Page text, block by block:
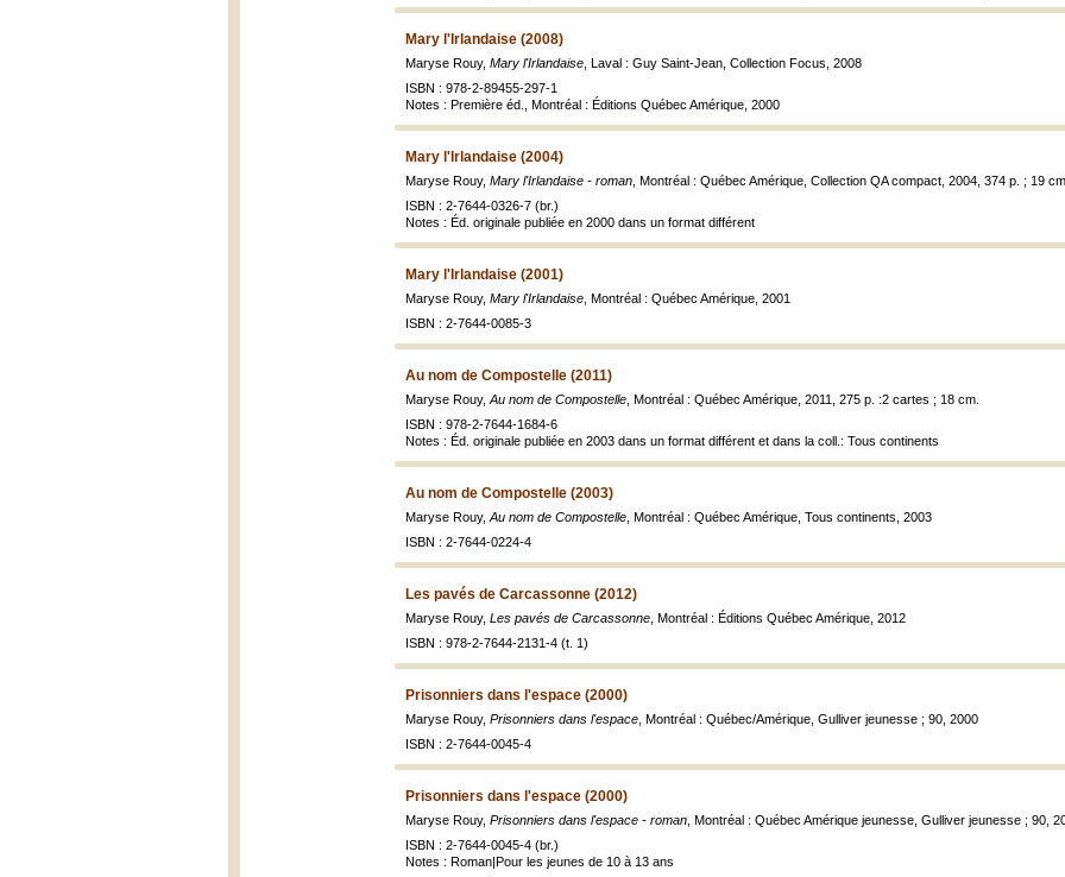
Mary l'Irlandaise (2008)
Maryse Rouy, Mary l'Irlandaise , Laval : Guy Saint-Jean, Collection Focus, 2008
ISBN : 978-2-89455-297-1
Notes : Première éd., Montréal : Éditions Québec Amérique, 2000
Mary l'Irlandaise (2004)
Maryse Rouy, Mary l'Irlandaise - roman , Montréal : Québec Amérique, Collection QA compact, 2004, 374 p. ; 19 cm.
ISBN : 2-7644-0326-7 (br.)
Notes : Éd. originale publiée en 2000 dans un format différent
Mary l'Irlandaise (2001)
Maryse Rouy, Mary l'Irlandaise , Montréal : Québec Amérique, 2001
ISBN : 2-7644-0085-3
Au nom de Compostelle (2011)
Maryse Rouy, Au nom de Compostelle , Montréal : Québec Amérique, 2011, 275 p. :2 cartes ; 18 cm.
ISBN : 978-2-7644-1684-6
Notes : Éd. originale publiée en 2003 dans un format différent et dans la coll.: Tous continents
Au nom de Compostelle (2003)
Maryse Rouy, Au nom de Compostelle , Montréal : Québec Amérique, Tous continents, 2003
ISBN : 2-7644-0224-4
Les pavés de Carcassonne (2012)
Maryse Rouy, Les pavés de Carcassonne , Montréal : Éditions Québec Amérique, 2012
ISBN : 978-2-7644-2131-4 (t. 1)
Prisonniers dans l'espace (2000)
Maryse Rouy, Prisonniers dans l'espace , Montréal : Québec/Amérique, Gulliver jeunesse ; 90, 2000
ISBN : 2-7644-0045-4
Prisonniers dans l'espace (2000)
Maryse Rouy, Prisonniers dans l'espace - roman , Montréal : Québec Amérique jeunesse, Gulliver jeunesse ; 90,
ISBN : 2-7644-0045-4 (br.)
Notes : Roman|Pour les jeunes de 10 à 13 ans